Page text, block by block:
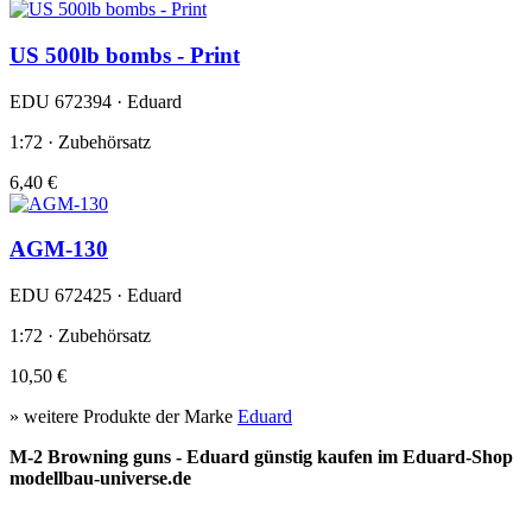
US 500lb bombs - Print
EDU 672394 · Eduard
1:72 · Zubehörsatz
6,40 €
AGM-130
EDU 672425 · Eduard
1:72 · Zubehörsatz
10,50 €
» weitere Produkte der Marke Eduard
M-2 Browning guns - Eduard günstig kaufen im Eduard-Shop
modellbau-universe.de